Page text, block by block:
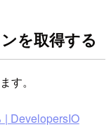
を取得する
す。
| DevelopersIO